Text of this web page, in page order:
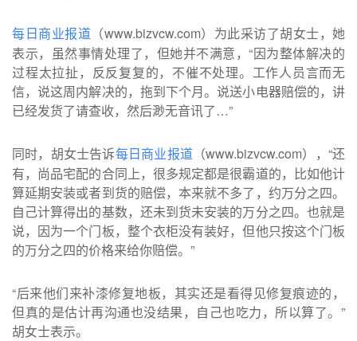
每日商业报道
（www.bizvcw.com）为此采访了胡女士，她
表示，虽然事情处理了，但她并不满意，“因为整体解决的
过程太拉扯，反反复复的，不催不处理。工作人员言而无
信，说这周内解决的，拖到下个月。说送小电器赔偿的，讲
已经发货了请查收，然后渺无音讯了…”
同时，胡女士告诉每日商业报道（www.bizvcw.com），“还
有，尚品宅配的合同上，很多规定都是很霸道的，比如他计
算延期安装或者到货的赔偿，本来就不多了，约万分之四。
自己计算得出的基数，还未到货未安装的万分之四。也就是
说，因为一个门板，整个衣柜没有装好，但他只按这个门板
的万分之四的价格来给你赔偿。”
“后来他们来补漆修复地板，其实还是看得见修复痕迹的，
但真的是估计再沟通也没结果，自己也吃力，所以算了。”
胡女士表示。